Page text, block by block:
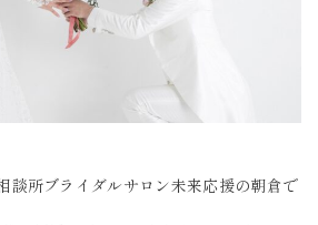
談所ブライダルサロン未来応援の朝倉で